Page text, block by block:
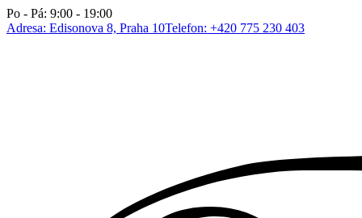
Po - Pá: 9:00 - 19:00
Adresa: Edisonova 8, Praha 10Telefon: +420 775 230 403